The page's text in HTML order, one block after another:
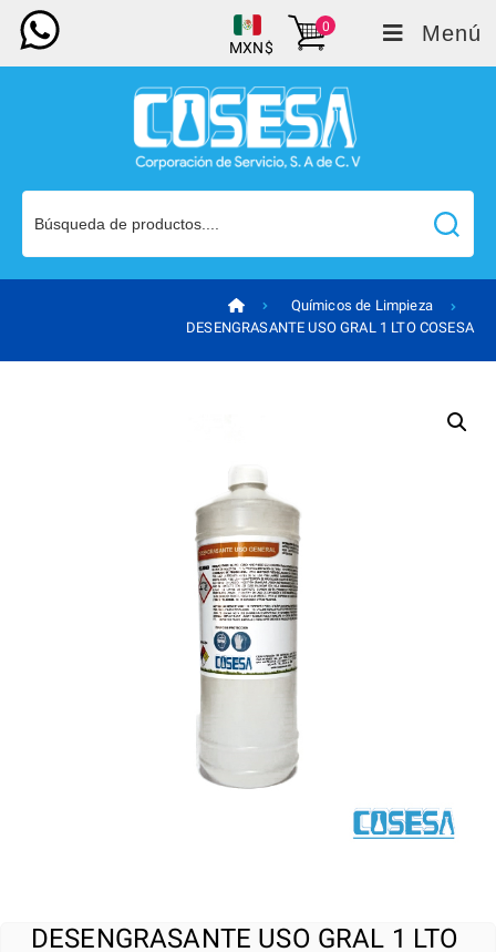
MXN$
0 Menú
Químicos de Limpieza
DESENGRASANTE USO GRAL 1 LTO COSESA
DESENGRASANTE USO GRAL 1 LTO